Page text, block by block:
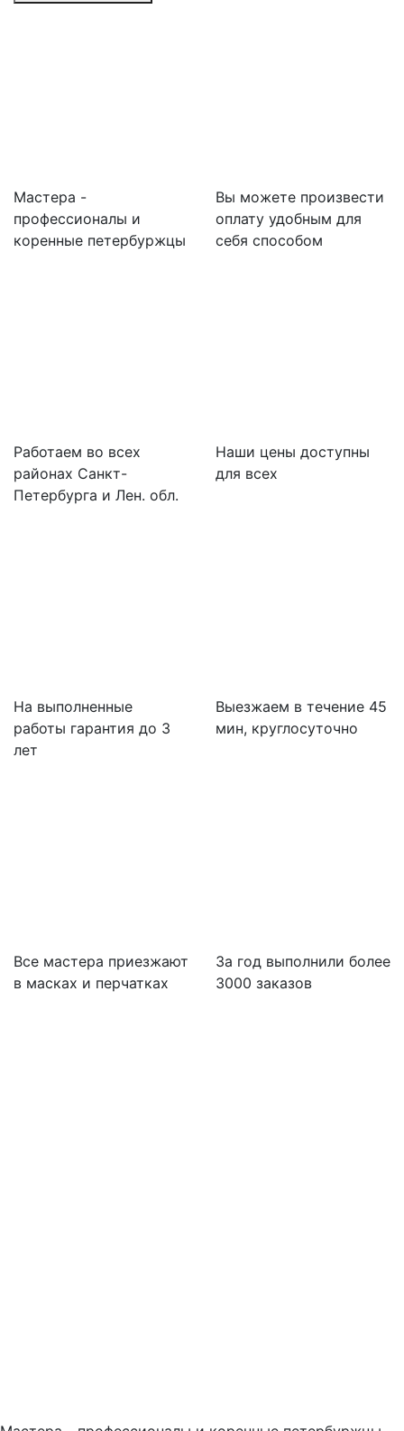
Мастера -
профессионалы и
коренные петербуржцы
Вы можете произвести
оплату удобным для
себя способом
Работаем во всех
районах Санкт-
Петербурга и Лен. обл.
Наши цены доступны
для всех
На выполненные
работы гарантия до 3
лет
Выезжаем в течение 45
мин, круглосуточно
Все мастера приезжают
в масках и перчатках
За год выполнили более
3000 заказов